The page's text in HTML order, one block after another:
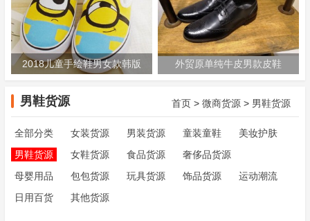
2018儿童手绘鞋男女款韩版
外贸原单纯牛皮男款皮鞋
男鞋货源 首页 > 微商货源 > 男鞋货源
全部分类 女装货源 男装货源 童装童鞋
美妆护肤
男鞋货源
女鞋货源 食品货源
奢侈品货源
母婴用品
包包货源 玩具货源 饰品货源
运动潮流
日用百货
其他货源